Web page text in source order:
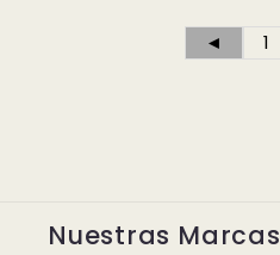
◄ 1
Nuestras Marcas